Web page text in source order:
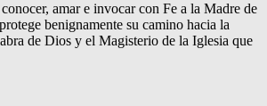
amar e invocar con Fe a la Madre de
benignamente su camino hacia la
de Dios y el Magisterio de la Iglesia que